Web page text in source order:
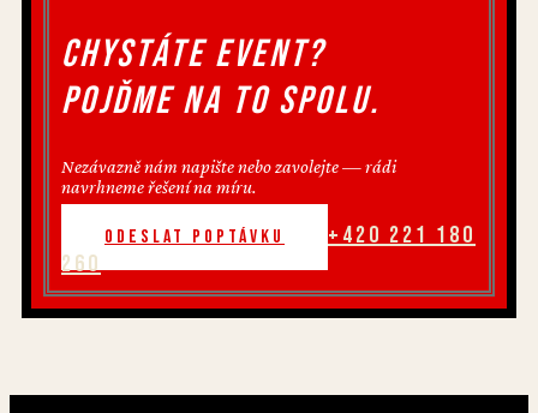
Chystáte event?
Pojďme na to spolu.
Nezávazně nám napište nebo zavolejte — rádi
navrhneme řešení na míru.
Odeslat poptávku
+420 221 180
260